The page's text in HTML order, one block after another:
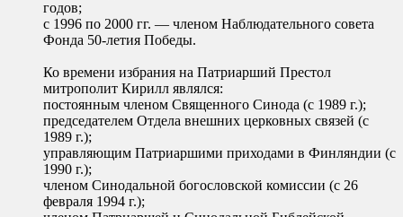
годов;
с 1996 по 2000 гг. — членом Наблюдательного совета
Фонда 50-летия Победы.
Ко времени избрания на Патриарший Престол
митрополит Кирилл являлся:
постоянным членом Священного Синода (с 1989 г.);
председателем Отдела внешних церковных связей (с
1989 г.);
управляющим Патриаршими приходами в Финляндии (с
1990 г.);
членом Синодальной богословской комиссии (с 26
февраля 1994 г.);